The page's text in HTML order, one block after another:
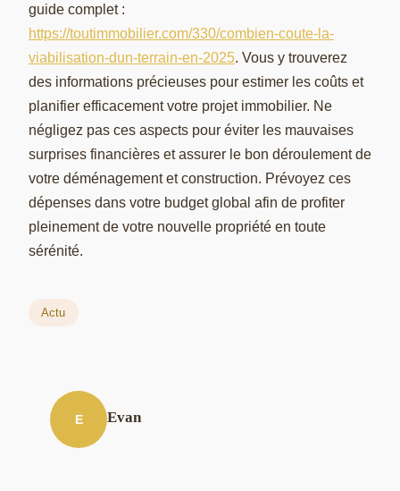
guide complet :
https://toutimmobilier.com/330/combien-coute-la-
viabilisation-dun-terrain-en-2025. Vous y trouverez
des informations précieuses pour estimer les coûts et
planifier efficacement votre projet immobilier. Ne
négligez pas ces aspects pour éviter les mauvaises
surprises financières et assurer le bon déroulement de
votre déménagement et construction. Prévoyez ces
dépenses dans votre budget global afin de profiter
pleinement de votre nouvelle propriété en toute
sérénité.
Actu
E Evan